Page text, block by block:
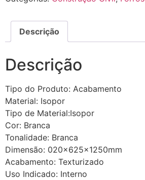
Descrição
Descrição
Tipo do Produto: Acabamento
Material: Isopor
Tipo de Material:Isopor
Cor: Branca
Tonalidade: Branca
Dimensão: 020x625x1250mm
Acabamento: Texturizado
Uso Indicado: Interno